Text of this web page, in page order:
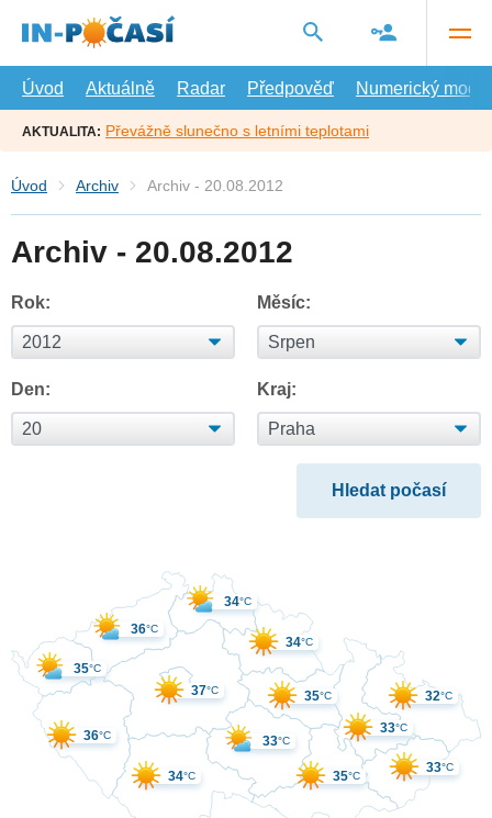
hlavní
Úvod
Aktuálně Radar Předpověď Numerický model
AKTUALITA: Převážně slunečno s letními teplotami
Úvod Archiv Archiv - 20.08.2012
Archiv - 20.08.2012
Rok: Měsíc:
Den: Kraj:
34°C 35°C
35°C
34°C
34°C
32°C
33°C
35°C
36°C
37°C
36°C
33°C
33°C